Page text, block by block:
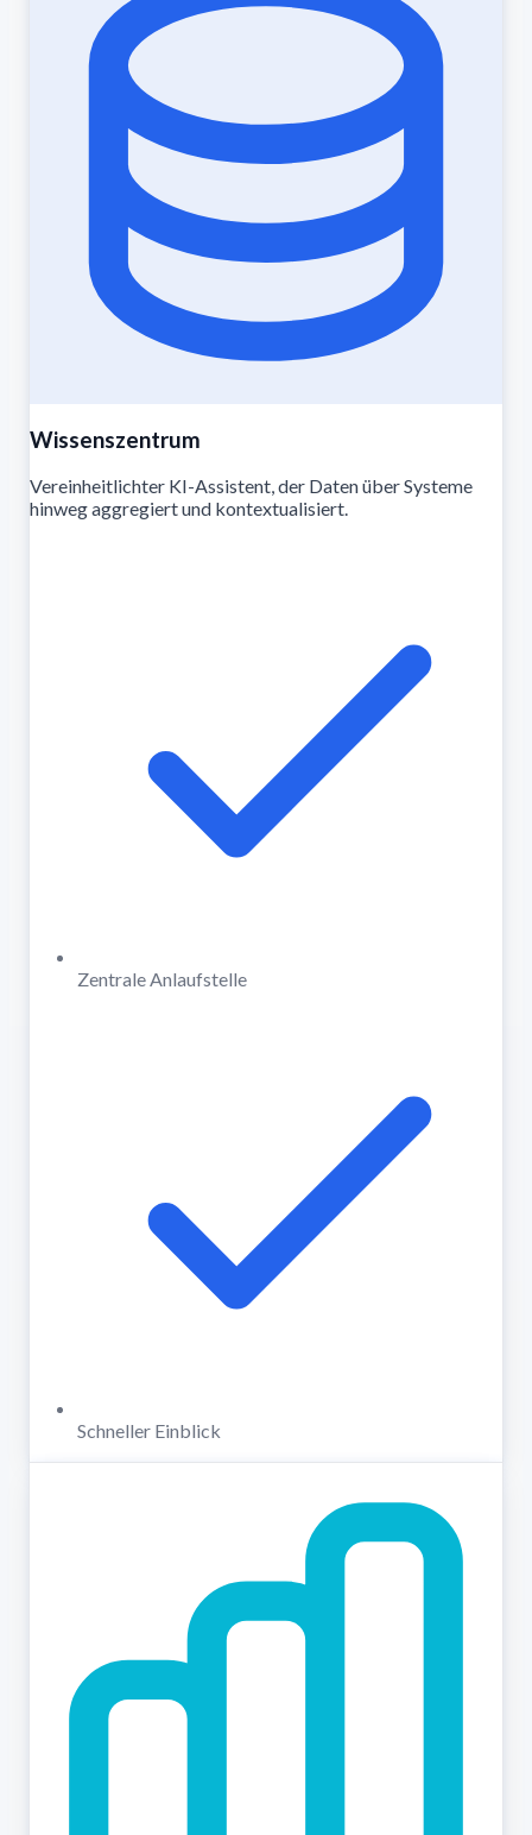
Wissenszentrum
Vereinheitlichter KI-Assistent, der Daten über Systeme
hinweg aggregiert und kontextualisiert.
Zentrale Anlaufstelle
Schneller Einblick